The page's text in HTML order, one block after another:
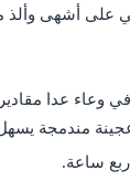
على أشهى
وعاء عدا
مندمجة
ربع ساعة.